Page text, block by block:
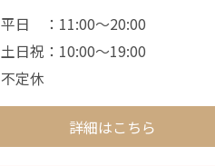
平日 ：11:00〜20:00
土日祝：10:00〜19:00
不定休
詳細はこちら